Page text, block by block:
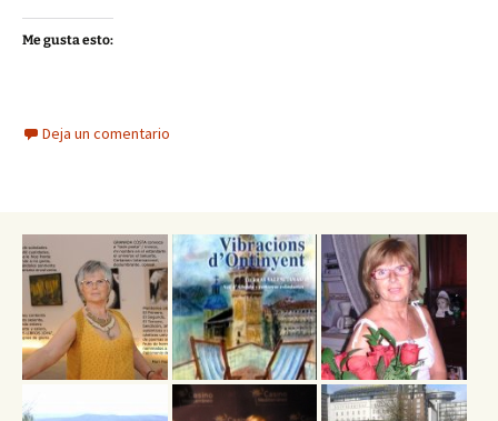
Me gusta esto:
Deja un comentario